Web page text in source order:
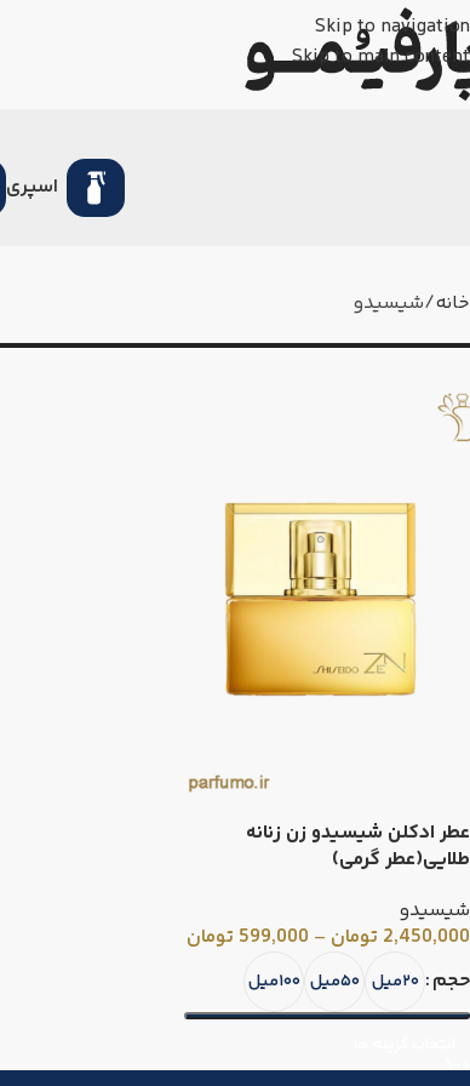
Skip to navigation
Skip to main content
اسپری
خانه شیسیدو
عطر ادکلن شیسیدو زن زنانه
طلایی(عطر گرمی)
شیسیدو
2,450,000 تومان –
599,000 تومان
حجم ۲۰میل ۵۰میل ۱۰۰میل